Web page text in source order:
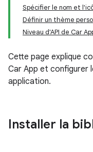
Spécifier le nom et
Définir un thème
Niveau d'API de Car
Cette page explique
Car App et configurer
application.
Installer la